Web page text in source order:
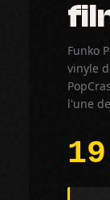
Funko
vinyle
l'une